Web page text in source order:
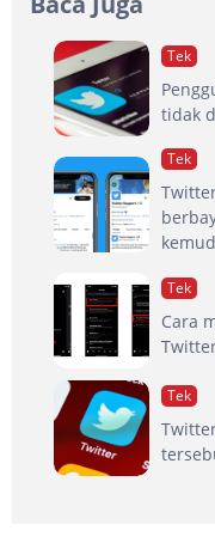
Tek
tidak
Tek
Tek
Cara
Tek